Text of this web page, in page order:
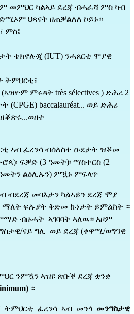
መምህር ካልኣይ ደረጃ ብሓፈሻ ምስ ካብ
ህጻናት ዘጠቓልለለ ኮይኑ።
ምስ፤
ቴክኖሎጂ (IUT) ንሓጸርቲ ሞያዊ
ትምህርቲ፣
(ኣዝዮም ምሩጻት très sélectives ) ድሕሪ 2
baccalauréat... ወይ ድሕሪ
ኣብ ፈረንሳ ብሰለስተ ዑደታት ዝቖመ
ፍቓድ (3 ዓመት)፡ ማስተርስ (2
ልዕሊኡን) ምዃኑ ምፍላጥ
ብደረጃ መባእታን ካልኣይን ደረጃ ሞያ
ማለት ፍሉያት ቅድመ ኩነታት ይምልከት ።
ብዙሓት  ኣገባባት ኣለዉ። እዞም
ናይ ግሊ  ወይ ደረጃ (ቀዋሚ/ወግዓዊ
ንምዃን ኣዝዩ ጽቡቕ ደረጃ ቋንቋ
።
ትምህርቲ ፈረንሳ ኣብ መንጎ መንግስታዊ